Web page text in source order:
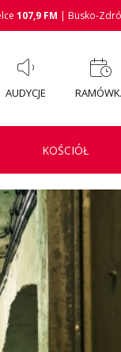
107,9 FM | Busko-
AUDYCJE
KOŚCIÓŁ